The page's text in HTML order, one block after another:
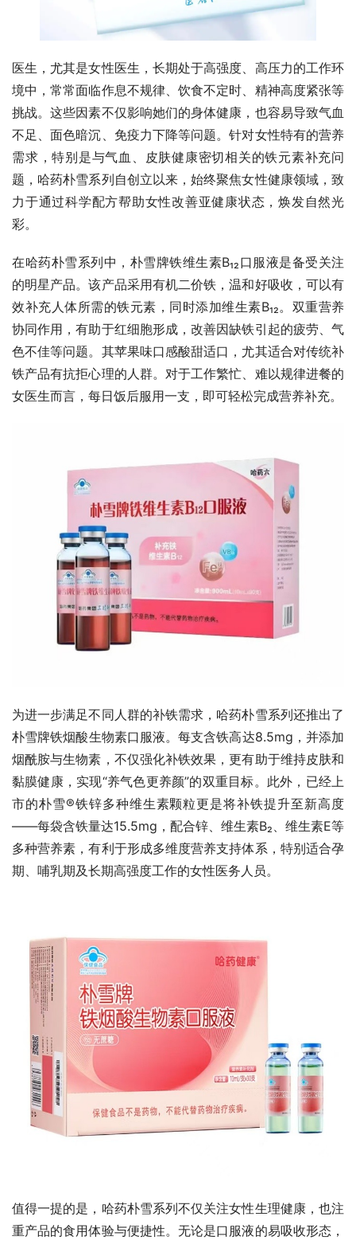
医生，尤其是女性医生，长期处于高强度、高压力的工作环
境中，常常面临作息不规律、饮食不定时、精神高度紧张等
挑战。这些因素不仅影响她们的身体健康，也容易导致气血
不足、面色暗沉、免疫力下降等问题。针对女性特有的营养
需求，特别是与气血、皮肤健康密切相关的铁元素补充问
题，哈药朴雪系列自创立以来，始终聚焦女性健康领域，致
力于通过科学配方帮助女性改善亚健康状态，焕发自然光
彩。
在哈药朴雪系列中，朴雪牌铁维生素B₁₂口服液是备受关注
的明星产品。该产品采用有机二价铁，温和好吸收，可以有
效补充人体所需的铁元素，同时添加维生素B₁₂。双重营养
协同作用，有助于红细胞形成，改善因缺铁引起的疲劳、气
色不佳等问题。其苹果味口感酸甜适口，尤其适合对传统补
铁产品有抗拒心理的人群。对于工作繁忙、难以规律进餐的
女医生而言，每日饭后服用一支，即可轻松完成营养补充。
为进一步满足不同人群的补铁需求，哈药朴雪系列还推出了
朴雪牌铁烟酸生物素口服液。每支含铁高达8.5mg，并添加
烟酰胺与生物素，不仅强化补铁效果，更有助于维持皮肤和
黏膜健康，实现“养气色更养颜”的双重目标。此外，已经上
市的朴雪®铁锌多种维生素颗粒更是将补铁提升至新高度
——每袋含铁量达15.5mg，配合锌、维生素B₂、维生素E等
多种营养素，有利于形成多维度营养支持体系，特别适合孕
期、哺乳期及长期高强度工作的女性医务人员。
值得一提的是，哈药朴雪系列不仅关注女性生理健康，也注
重产品的食用体验与便捷性。无论是口服液的易吸收形态，